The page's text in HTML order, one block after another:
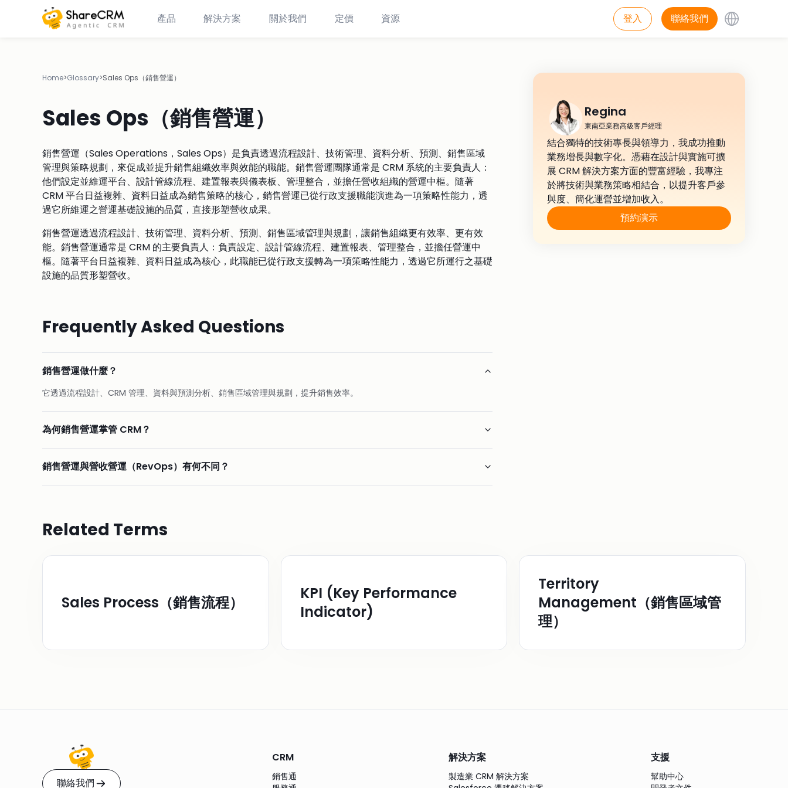
產品 解決方案 關於我們 定價 資源 登入 聯絡我們
Home>Glossary>Sales Ops（銷售營運）
Sales Ops（銷售營運）
銷售營運（Sales Operations，Sales Ops）是負責透過流程設計、技術管理、資料分析、預測、銷售區域
管理與策略規劃，來促成並提升銷售組織效率與效能的職能。銷售營運團隊通常是 CRM 系統的主要負責人：
他們設定並維運平台、設計管線流程、建置報表與儀表板、管理整合，並擔任營收組織的營運中樞。隨著
CRM 平台日益複雜、資料日益成為銷售策略的核心，銷售營運已從行政支援職能演進為一項策略性能力，透
過它所維運之營運基礎設施的品質，直接形塑營收成果。
銷售營運透過流程設計、技術管理、資料分析、預測、銷售區域管理與規劃，讓銷售組織更有效率、更有效
能。銷售營運通常是 CRM 的主要負責人：負責設定、設計管線流程、建置報表、管理整合，並擔任營運中
樞。隨著平台日益複雜、資料日益成為核心，此職能已從行政支援轉為一項策略性能力，透過它所運行之基礎
設施的品質形塑營收。
Frequently Asked Questions
銷售營運做什麼？
它透過流程設計、CRM 管理、資料與預測分析、銷售區域管理與規劃，提升銷售效率。
為何銷售營運掌管 CRM？
銷售營運與營收營運（RevOps）有何不同？
Regina
東南亞業務高級客戶經理
結合獨特的技術專長與領導力，我成功推動
業務增長與數字化。憑藉在設計與實施可擴
展 CRM 解決方案方面的豐富經驗，我專注
於將技術與業務策略相結合，以提升客戶參
與度、簡化運營並增加收入。
預約演示
Related Terms
Sales Process（銷售流程）
KPI (Key Performance
Indicator)
Territory
Management（銷售區域管
理）
聯絡我們
CRM
銷售通
解決方案
製造業 CRM 解決方案
支援
幫助中心